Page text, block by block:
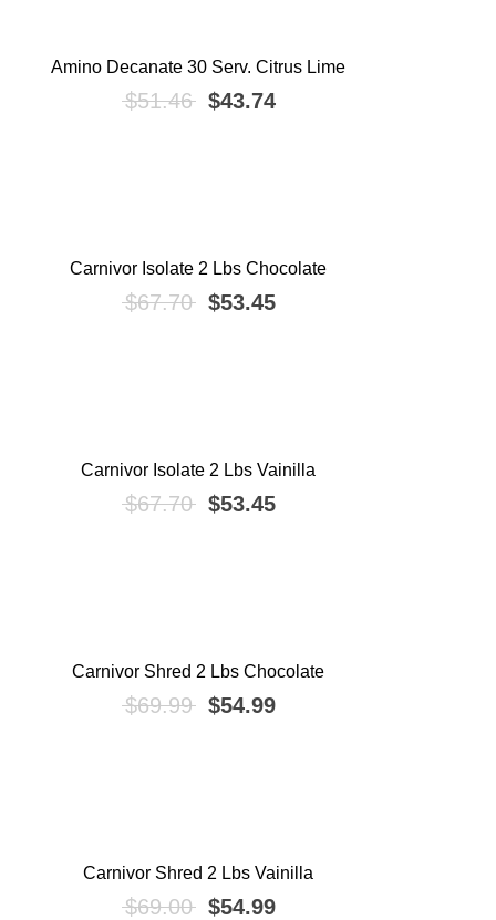
Amino Decanate 30 Serv. Citrus Lime
$51.46 El precio original era: $51.46.
$43.74El precio actual es:
Carnivor Isolate 2 Lbs Chocolate
$67.70 El precio original era: $67.70.
$53.45El precio actual es:
Carnivor Isolate 2 Lbs Vainilla
$67.70 El precio original era: $67.70.
$53.45El precio actual es:
Carnivor Shred 2 Lbs Chocolate
$69.99 El precio original era: $69.99.
$54.99El precio actual es:
Carnivor Shred 2 Lbs Vainilla
$69.00 El precio original era: $69.00.
$54.99El precio actual es: